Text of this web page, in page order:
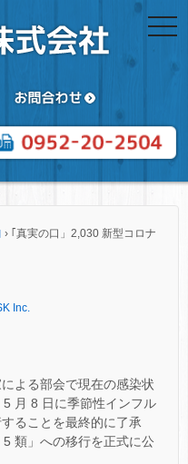
› ｢真実の口」2,030 新型コロナ
Inc.
よる部会で現在の感染状
月 8 日に季節性インフル
ることを最終的に了承
類」への移行を正式に公